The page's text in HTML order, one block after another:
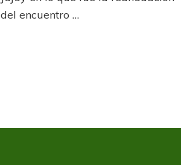
del encuentro …